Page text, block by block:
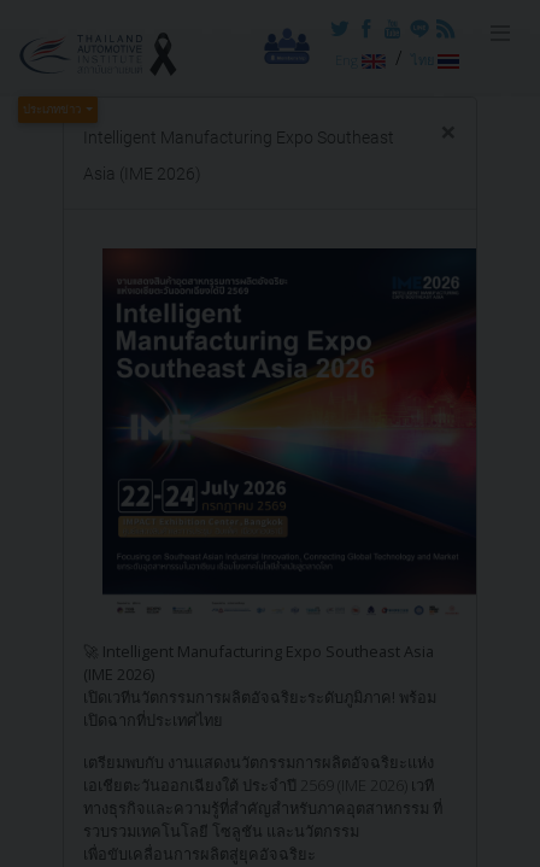
/ ไทย
ประเภทข่าว
Intelligent Manufacturing Expo Southeast
Asia (IME 2026)
🚀 Intelligent Manufacturing Expo Southeast Asia
(IME 2026)
เปิดเวทีนวัตกรรมการผลิตอัจฉริยะระดับภูมิภาค! พร้อม
เปิดฉากที่ประเทศไทย
เตรียมพบกับ งานแสดงนวัตกรรมการผลิตอัจฉริยะแห่ง
เอเชียตะวันออกเฉียงใต้ ประจำปี 2569 (IME 2026) เวที
ทางธุรกิจและความรู้ที่สำคัญสำหรับภาคอุตสาหกรรม ที่
รวบรวมเทคโนโลยี โซลูชัน และนวัตกรรม
เพื่อขับเคลื่อนการผลิตสู่ยุคอัจฉริยะ